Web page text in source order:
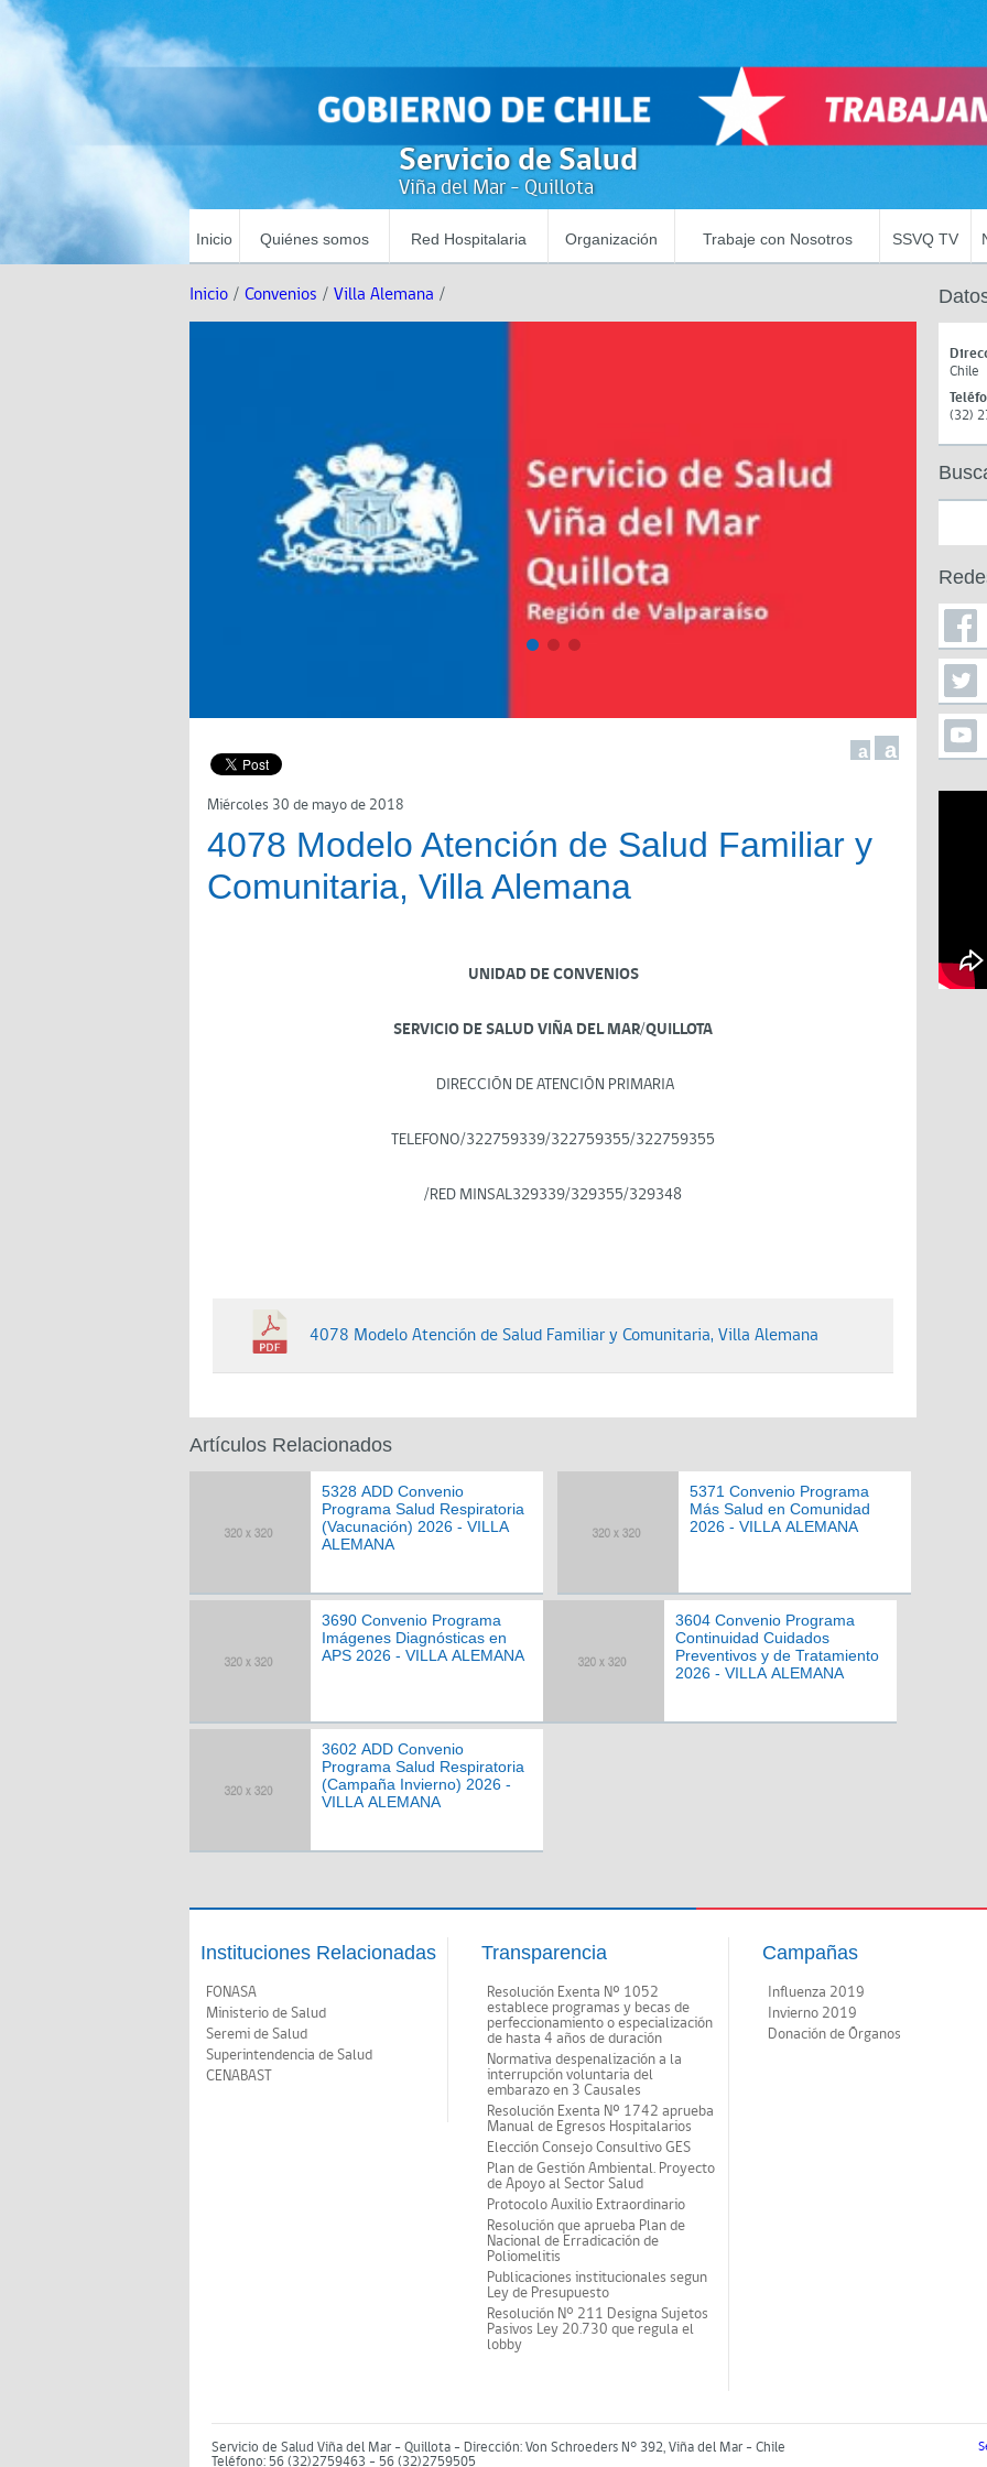
Servicio de Salud
Viña del Mar - Quillota
Inicio Quiénes somos Red Hospitalaria Organización Trabaje con Nosotros SSVQ TV
Inicio / Convenios / Villa Alemana /
a a
Miércoles 30 de mayo de 2018
4078 Modelo Atención de Salud Familiar y
Comunitaria, Villa Alemana
UNIDAD DE CONVENIOS
SERVICIO DE SALUD VIÑA DEL MAR/QUILLOTA
DIRECCIÓN DE ATENCIÓN PRIMARIA
TELEFONO/322759339/322759355/322759355
/RED MINSAL329339/329355/329348
4078 Modelo Atención de Salud Familiar y Comunitaria, Villa Alemana
Artículos Relacionados
5328 ADD Convenio
Programa Salud Respiratoria
(Vacunación) 2026 - VILLA
ALEMANA
5371 Convenio Programa
Más Salud en Comunidad
2026 - VILLA ALEMANA
3690 Convenio Programa
Imágenes Diagnósticas en
APS 2026 - VILLA ALEMANA
3604 Convenio Programa
Continuidad Cuidados
Preventivos y de Tratamiento
2026 - VILLA ALEMANA
3602 ADD Convenio
Programa Salud Respiratoria
(Campaña Invierno) 2026 -
VILLA ALEMANA
Chile
(32)
Instituciones Relacionadas
FONASA
Ministerio de Salud
Seremi de Salud
Superintendencia de Salud
CENABAST
Transparencia
Resolución Exenta Nº 1052
establece programas y becas de
perfeccionamiento o especialización
de hasta 4 años de duración
Normativa despenalización a la
interrupción voluntaria del
embarazo en 3 Causales
Resolución Exenta Nº 1742 aprueba
Manual de Egresos Hospitalarios
Elección Consejo Consultivo GES
Plan de Gestión Ambiental. Proyecto
de Apoyo al Sector Salud
Protocolo Auxilio Extraordinario
Resolución que aprueba Plan de
Nacional de Erradicación de
Poliomelitis
Publicaciones institucionales segun
Ley de Presupuesto
Resolución N° 211 Designa Sujetos
Pasivos Ley 20.730 que regula el
lobby
Campañas
Influenza 2019
Invierno 2019
Donación de Órganos
Servicio de Salud Viña del Mar – Quillota - Dirección: Von Schroeders N° 392, Viña del Mar - Chile
Teléfono: 56 (32)2759463 - 56 (32)2759505